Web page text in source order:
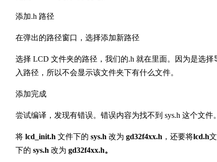
添加.h 路径
在弹出的路径窗口，选择添加新路径
选择 LCD 文件夹的路径，我们的.h 就在里面。因为是选择
入路径，所以不会显示该文件夹下有什么文件。
添加完成
尝试编译，发现有错误。错误内容为找不到 sys.h 这个文件
将 lcd_init.h 文件下的 sys.h 改为 gd32f4xx.h ，还要将lcd.h
下的 sys.h 改为 gd32f4xx.h。